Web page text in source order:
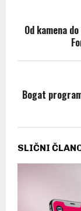
Od kamena
Bogat
SLIČNI